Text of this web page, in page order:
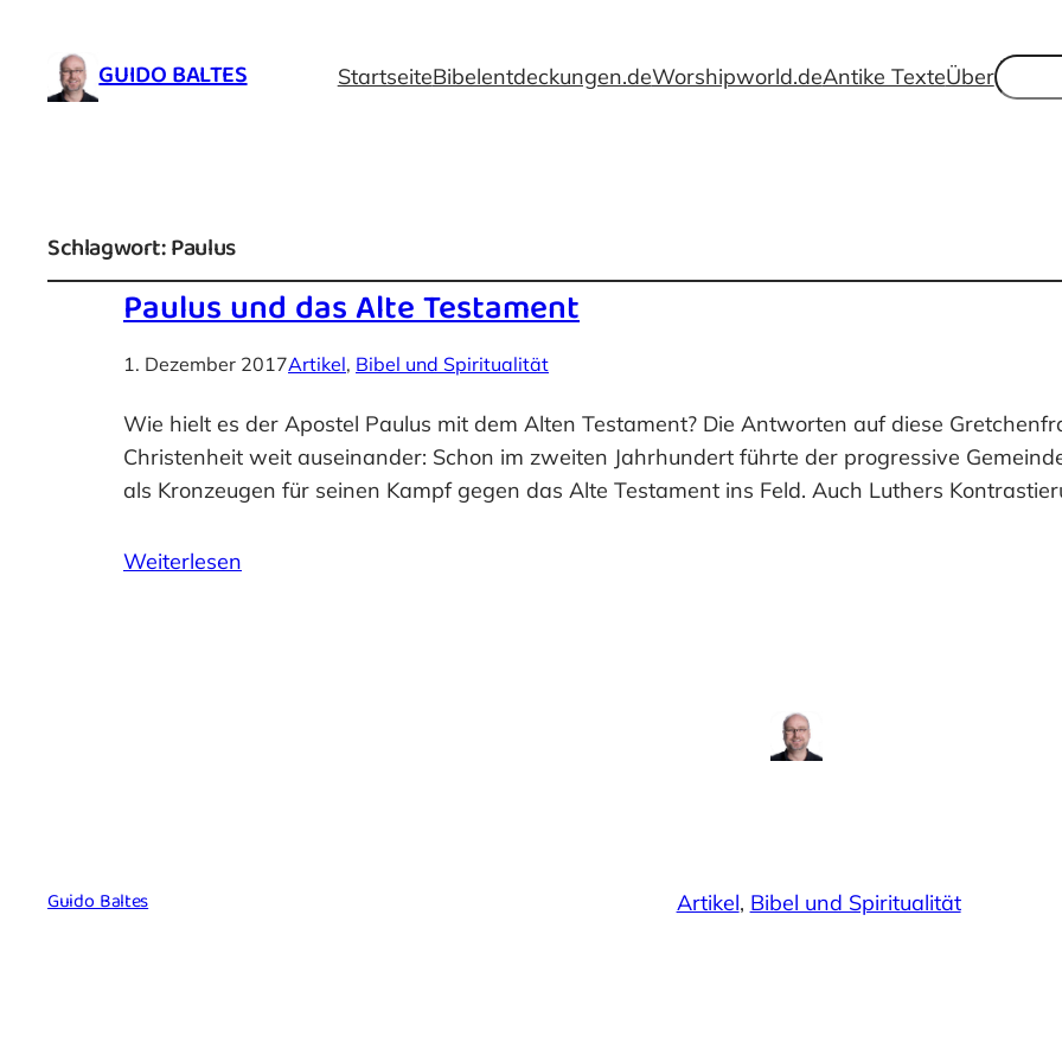
GUIDO BALTES StartseiteBibelentdeckungen.deWorshipworld.deAntike TexteÜberSuchen
Schlagwort:Paulus
Paulus und das Alte Testament
1. Dezember 2017Artikel, Bibel und Spiritualität
Wie hielt es der Apostel Paulus mit dem Alten Testament? Die Antworten auf diese
Christenheit weit auseinander: Schon im zweiten Jahrhundert führte der progressive
als Kronzeugen für seinen Kampf gegen das Alte Testament ins Feld. Auch Luthers
Weiterlesen
Guido Baltes Artikel, Bibel und Spiritualität